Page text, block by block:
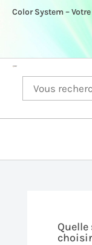
Color System –